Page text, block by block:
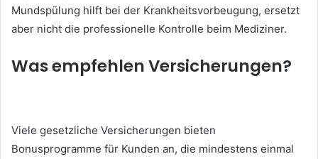
Mundspülung hilft bei der Krankheitsvorbeugung, ersetzt
aber nicht die professionelle Kontrolle beim Mediziner.
Was empfehlen Versicherungen?
Viele gesetzliche Versicherungen bieten
Bonusprogramme für Kunden an, die mindestens einmal